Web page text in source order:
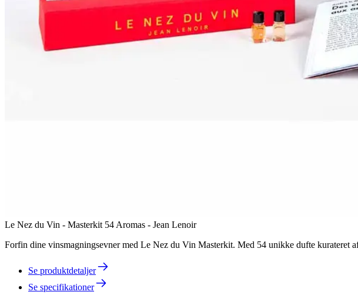
Le Nez du Vin - Masterkit 54 Aromas - Jean Lenoir
Forfin dine vinsmagningsevner med Le Nez du Vin Masterkit. Med 54 unikke dufte kurateret
Se produktdetaljer
Se specifikationer